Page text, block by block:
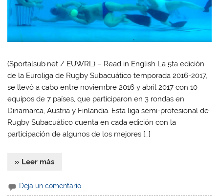
(Sportalsub.net / EUWRL) – Read in English La 5ta edición
de la Euroliga de Rugby Subacuático temporada 2016-2017,
se llevó a cabo entre noviembre 2016 y abril 2017 con 10
equipos de 7 países, que participaron en 3 rondas en
Dinamarca, Austria y Finlandia. Esta liga semi-profesional de
Rugby Subacuático cuenta en cada edición con la
participación de algunos de los mejores […]
» Leer más
Deja un comentario